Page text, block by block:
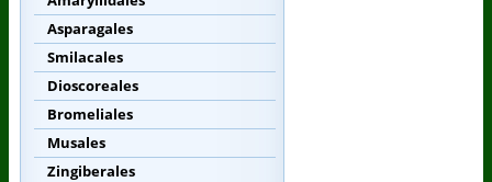
Asparagales
Smilacales
Dioscoreales
Bromeliales
Musales
Zingiberales